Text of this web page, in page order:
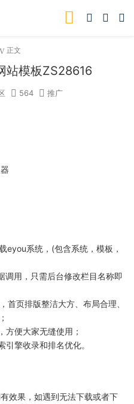
正文
站模板ZS28616
564 推广
eyou系统，(包含系统，模板，
调用，只需后台修改栏目名称即
首页排版整洁大方、布局合理、
方便大家无缝使用；
擎收录和排名优化。
效果，如遇到无法下载或者下